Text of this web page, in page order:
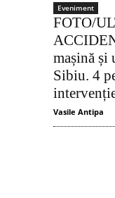
Eveniment
FOTO/
mașină și
Sibiu. 4
Vasile Antipa